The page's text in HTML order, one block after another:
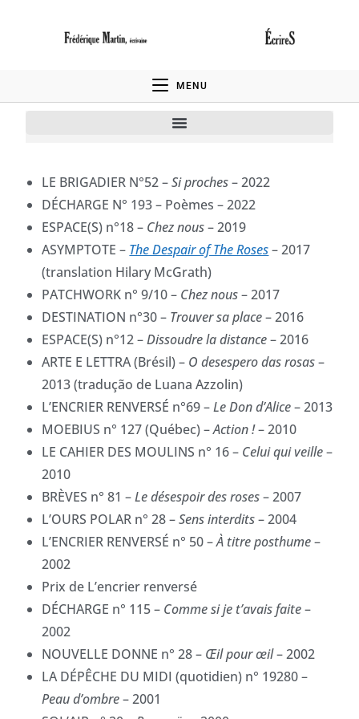
MENU
LE BRIGADIER N°52 –Si proches– 2022
DÉCHARGE N° 193 – Poèmes – 2022
ESPACE(S) n°18 – Chez nous– 2019
ASYMPTOTE – The Despair of The Roses– 2017
(translation Hilary McGrath)
PATCHWORK n° 9/10 – Chez nous– 2017
DESTINATION n°30 – Trouver sa place– 2016
ESPACE(S) n°12 –Dissoudre la distance– 2016
ARTE E LETTRA (Brésil) – Odesespero dasrosas–
2013 (tradução de Luana Azzolin)
L’ENCRIER RENVERSÉ n°69 –Le Don d’Alice– 2013
MOEBIUS n° 127 (Québec) –Action !– 2010
LE CAHIER DES MOULINS n° 16 – Celui qui veille–
2010
BRÈVES n° 81 –Le désespoir des roses– 2007
L’OURS POLAR n° 28 –Sens interdits– 2004
L’ENCRIER RENVERSÉ n° 50 –À titre posthume–
2002
Prix de L’encrier renversé
DÉCHARGE n° 115 – Comme si je t’avais faite–
2002
NOUVELLE DONNE n° 28 – Œil pour œil– 2002
LA DÉPÊCHE DU MIDI (quotidien) n° 19280 –
Peau d’ombre– 2001